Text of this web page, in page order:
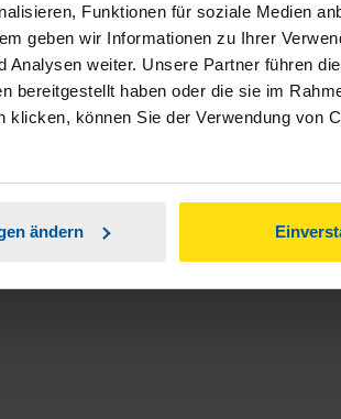
Funktionen für soziale Medien
geben wir Informationen zu Ihrer
weiter. Unsere Partner führen
bereitgestellt haben oder die sie im
können Sie der Verwendung von
ändern